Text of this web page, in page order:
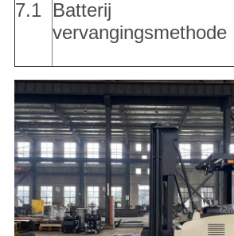
7.1 Batterij
vervangingsmethode